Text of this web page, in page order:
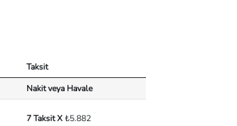
Taksit
Nakit veya Havale
7 Taksit X₺5.882